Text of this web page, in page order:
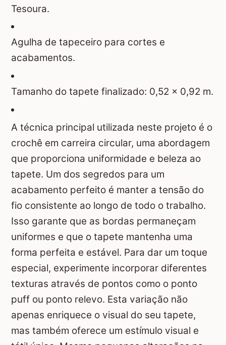
Tesoura.
Agulha de tapeceiro para cortes e
acabamentos.
Tamanho do tapete finalizado: 0,52 x 0,92 m.
A técnica principal utilizada neste projeto é o
crochê em carreira circular, uma abordagem
que proporciona uniformidade e beleza ao
tapete. Um dos segredos para um
acabamento perfeito é manter a tensão do
fio consistente ao longo de todo o trabalho.
Isso garante que as bordas permaneçam
uniformes e que o tapete mantenha uma
forma perfeita e estável. Para dar um toque
especial, experimente incorporar diferentes
texturas através de pontos como o ponto
puff ou ponto relevo. Esta variação não
apenas enriquece o visual do seu tapete,
mas também oferece um estímulo visual e